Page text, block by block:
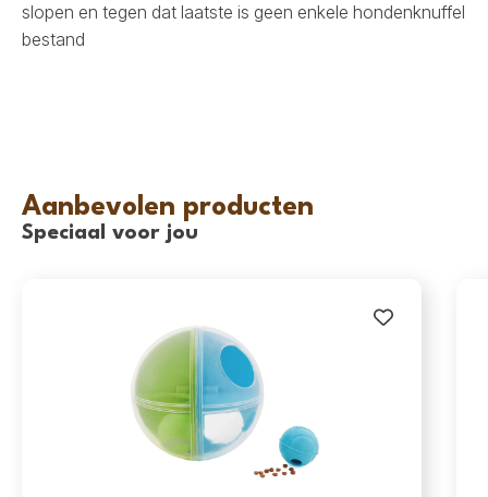
slopen en tegen dat laatste is geen enkele hondenknuffel
bestand
Aanbevolen producten
Speciaal voor jou